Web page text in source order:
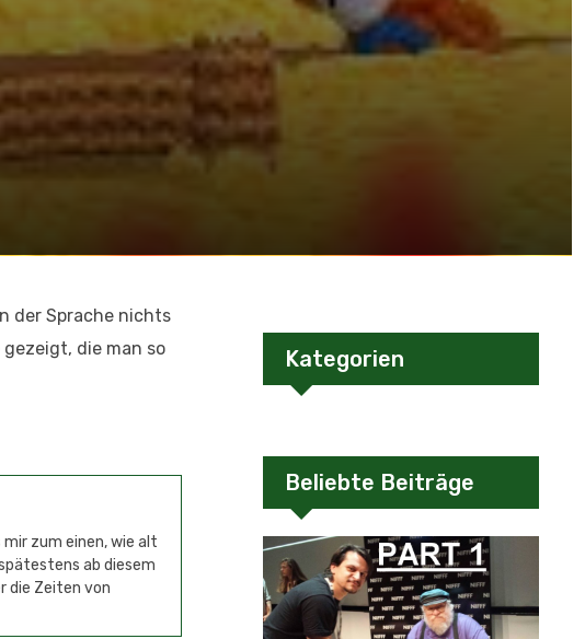
der Sprache nichts
die man so
zum einen, wie alt
ab diesem
die Zeiten von
Kategorien
Beliebte Beiträge